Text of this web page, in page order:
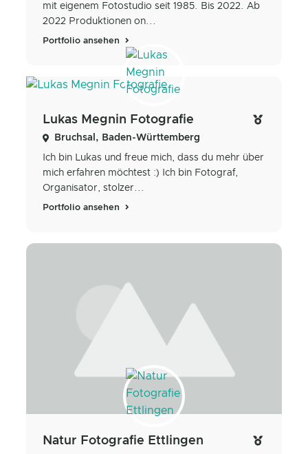
mit eigenem Fotostudio seit 1985. Bis 2022. Ab
2022 Produktionen on...
Portfolio ansehen
Lukas Megnin Fotografie
Bruchsal, Baden-Württemberg
Ich bin Lukas und freue mich, dass du mehr über
mich erfahren möchtest :) Ich bin Fotograf,
Organisator, stolzer...
Portfolio ansehen
Natur Fotografie Ettlingen